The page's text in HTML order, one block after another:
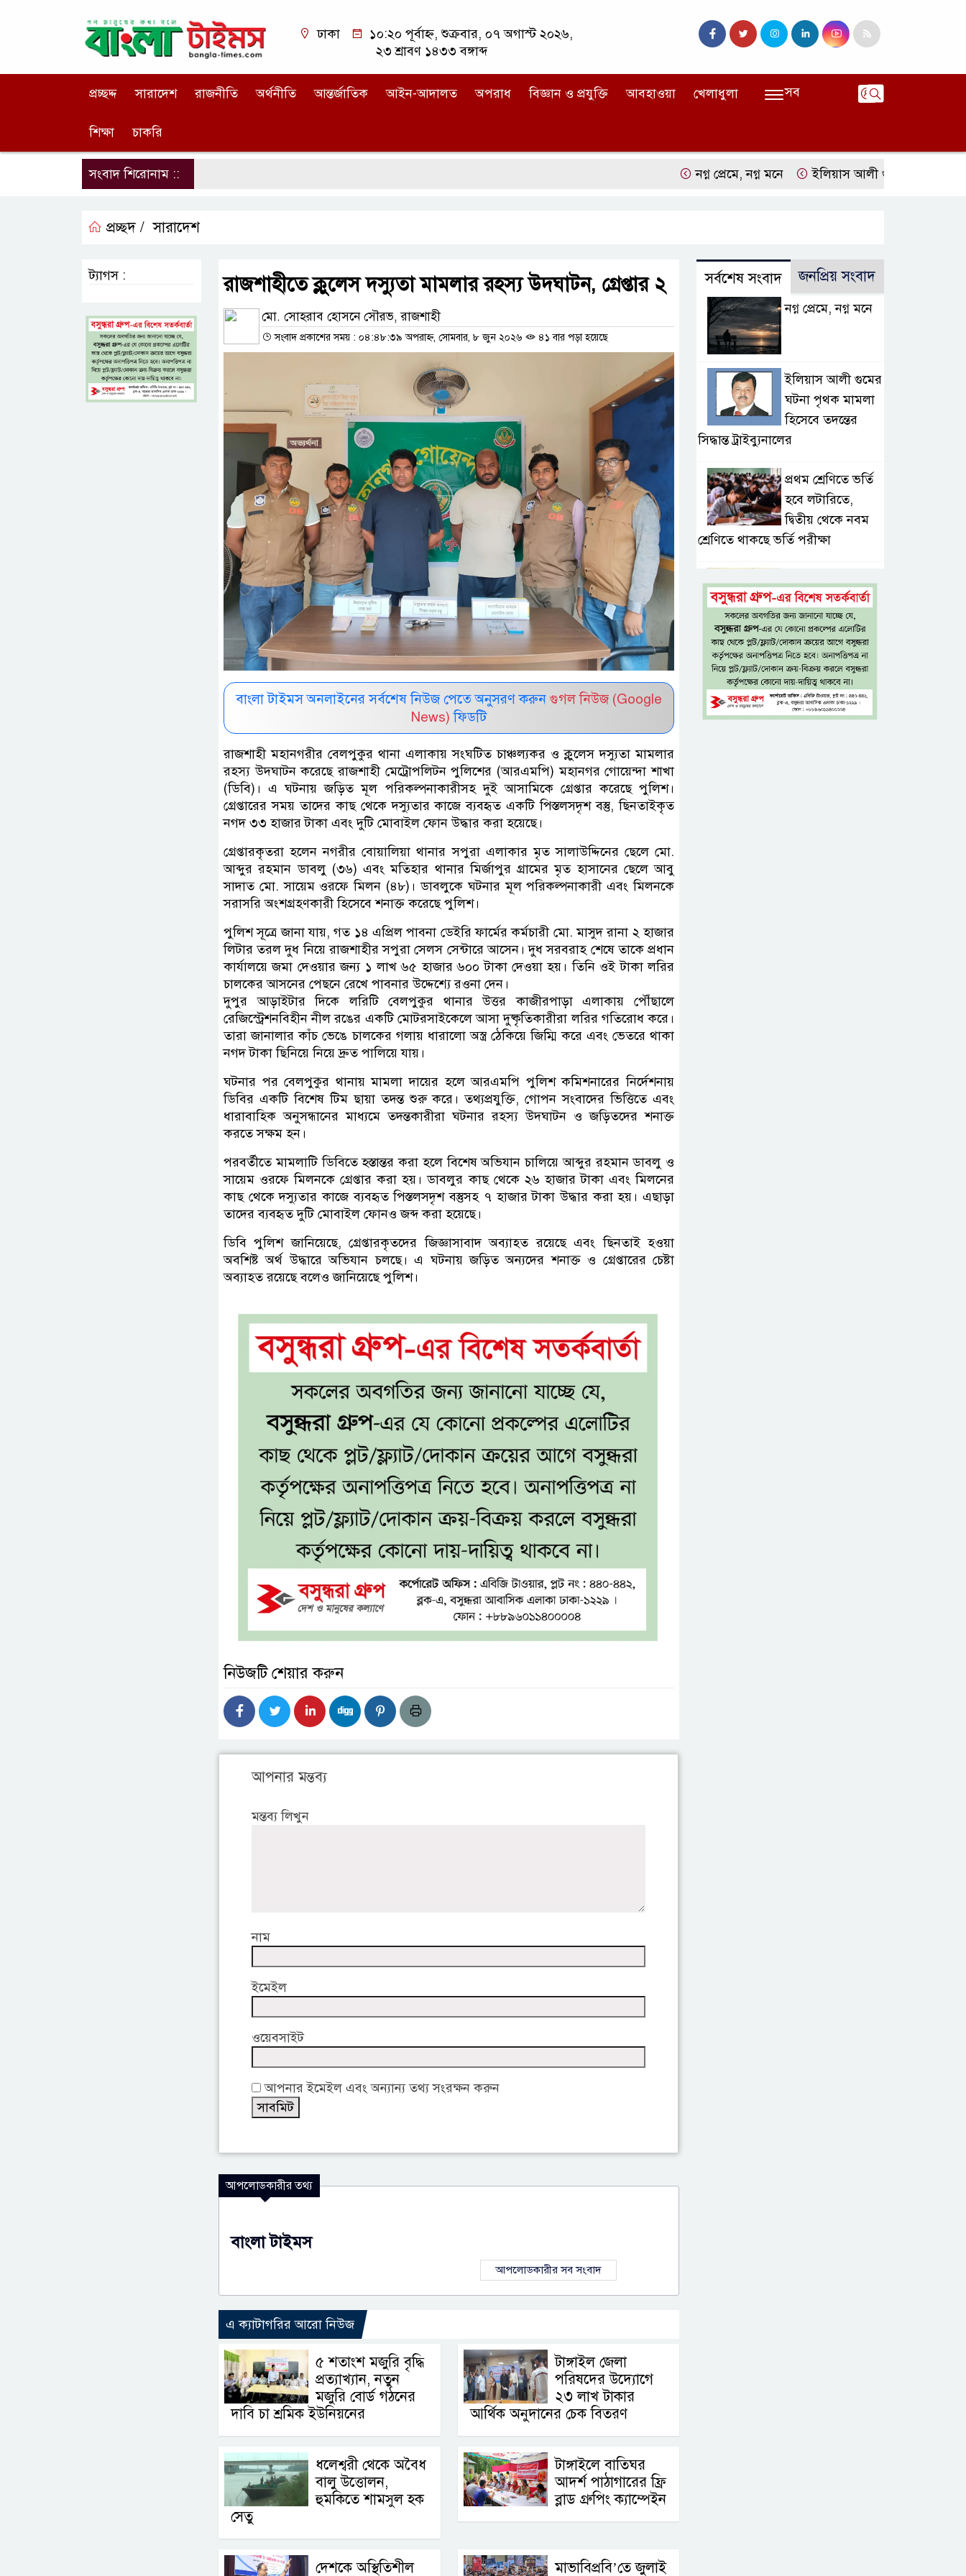
ঢাকা
১০:২০ পূর্বাহ্ন, শুক্রবার, ০৭ অগাস্ট ২০২৬,
২৩ শ্রাবণ ১৪৩৩ বঙ্গাব্দ
প্রচ্ছদ্দ সারাদেশ রাজনীতি অর্থনীতি আন্তর্জাতিক আইন-আদালত অপরাধ বিজ্ঞান ও প্রযুক্তি আবহাওয়া খেলাধুলা
শিক্ষা চাকরি
সব
সংবাদ শিরোনাম :: নগ্ন প্রেমে, নগ্ন মনে ইলিয়াস আলী গুমের ঘটনা পৃথক মামলা
প্রচ্ছদ / সারাদেশ
রাজশাহীতে ক্লুলেস দস্যুতা মামলার রহস্য উদ্ঘাটন, গ্রেপ্তার ২
মো. সোহরাব হোসনে সৌরভ, রাজশাহী
সংবাদ প্রকাশের সময় : ০৪:৪৮:৩৯ অপরাহ্ন, সোমবার, ৮ জুন ২০২৬ ৪১ বার পড়া হয়েছে
বাংলা টাইমস অনলাইনের সর্বশেষ নিউজ পেতে অনুসরণ করুন গুগল নিউজ (Google
News) ফিডটি
রাজশাহী মহানগরীর বেলপুকুর থানা এলাকায় সংঘটিত চাঞ্চল্যকর ও ক্লুলেস দস্যুতা মামলার
রহস্য উদ্ঘাটন করেছে রাজশাহী মেট্রোপলিটন পুলিশের (আরএমপি) মহানগর গোয়েন্দা শাখা
(ডিবি)। এ ঘটনায় জড়িত মূল পরিকল্পনাকারীসহ দুই আসামিকে গ্রেপ্তার করেছে পুলিশ।
গ্রেপ্তারের সময় তাদের কাছ থেকে দস্যুতার কাজে ব্যবহৃত একটি পিস্তলসদৃশ বস্তু, ছিনতাইকৃত
নগদ ৩৩ হাজার টাকা এবং দুটি মোবাইল ফোন উদ্ধার করা হয়েছে।
গ্রেপ্তারকৃতরা হলেন নগরীর বোয়ালিয়া থানার সপুরা এলাকার মৃত সালাউদ্দিনের ছেলে মো.
আব্দুর রহমান ডাবলু (৩৬) এবং মতিহার থানার মির্জাপুর গ্রামের মৃত হাসানের ছেলে আবু
সাদাত মো. সায়েম ওরফে মিলন (৪৮)। ডাবলুকে ঘটনার মূল পরিকল্পনাকারী এবং মিলনকে
সরাসরি অংশগ্রহণকারী হিসেবে শনাক্ত করেছে পুলিশ।
পুলিশ সূত্রে জানা যায়, গত ১৪ এপ্রিল পাবনা ডেইরি ফার্মের কর্মচারী মো. মাসুদ রানা ২ হাজার
লিটার তরল দুধ নিয়ে রাজশাহীর সপুরা সেলস সেন্টারে আসেন। দুধ সরবরাহ শেষে তাকে প্রধান
কার্যালয়ে জমা দেওয়ার জন্য ১ লাখ ৬৫ হাজার ৬০০ টাকা দেওয়া হয়। তিনি ওই টাকা লরির
চালকের আসনের পেছনে রেখে পাবনার উদ্দেশ্যে রওনা দেন।
দুপুর আড়াইটার দিকে লরিটি বেলপুকুর থানার উত্তর কাজীরপাড়া এলাকায় পৌঁছালে
রেজিস্ট্রেশনবিহীন নীল রঙের একটি মোটরসাইকেলে আসা দুষ্কৃতিকারীরা লরির গতিরোধ করে।
তারা জানালার কাঁচ ভেঙে চালকের গলায় ধারালো অস্ত্র ঠেকিয়ে জিম্মি করে এবং ভেতরে থাকা
নগদ টাকা ছিনিয়ে নিয়ে দ্রুত পালিয়ে যায়।
ঘটনার পর বেলপুকুর থানায় মামলা দায়ের হলে আরএমপি পুলিশ কমিশনারের নির্দেশনায়
ডিবির একটি বিশেষ টিম ছায়া তদন্ত শুরু করে। তথ্যপ্রযুক্তি, গোপন সংবাদের ভিত্তিতে এবং
ধারাবাহিক অনুসন্ধানের মাধ্যমে তদন্তকারীরা ঘটনার রহস্য উদ্ঘাটন ও জড়িতদের শনাক্ত
করতে সক্ষম হন।
পরবর্তীতে মামলাটি ডিবিতে হস্তান্তর করা হলে বিশেষ অভিযান চালিয়ে আব্দুর রহমান ডাবলু ও
সায়েম ওরফে মিলনকে গ্রেপ্তার করা হয়। ডাবলুর কাছ থেকে ২৬ হাজার টাকা এবং মিলনের
কাছ থেকে দস্যুতার কাজে ব্যবহৃত পিস্তলসদৃশ বস্তুসহ ৭ হাজার টাকা উদ্ধার করা হয়। এছাড়া
তাদের ব্যবহৃত দুটি মোবাইল ফোনও জব্দ করা হয়েছে।
ডিবি পুলিশ জানিয়েছে, গ্রেপ্তারকৃতদের জিজ্ঞাসাবাদ অব্যাহত রয়েছে এবং ছিনতাই হওয়া
অবশিষ্ট অর্থ উদ্ধারে অভিযান চলছে। এ ঘটনায় জড়িত অন্যদের শনাক্ত ও গ্রেপ্তারের চেষ্টা
অব্যাহত রয়েছে বলেও জানিয়েছে পুলিশ।
নিউজটি শেয়ার করুন
আপনার মন্তব্য
মন্তব্য লিখুন
নাম
ইমেইল
ওয়েবসাইট
আপনার ইমেইল এবং অন্যান্য তথ্য সংরক্ষন করুন
আপলোডকারীর তথ্য
বাংলা টাইমস
আপলোডকারীর সব সংবাদ
এ ক্যাটাগরির আরো নিউজ
৫ শতাংশ মজুরি বৃদ্ধি
প্রত্যাখ্যান, নতুন
মজুরি বোর্ড গঠনের
দাবি চা শ্রমিক ইউনিয়নের
টাঙ্গাইল জেলা
পরিষদের উদ্যোগে
২৩ লাখ টাকার
আর্থিক অনুদানের চেক বিতরণ
ধলেশ্বরী থেকে অবৈধ
বালু উত্তোলন,
হুমকিতে শামসুল হক
সেতু
টাঙ্গাইলে বাতিঘর
আদর্শ পাঠাগারের ফ্রি
ব্লাড গ্রুপিং ক্যাম্পেইন
দেশকে অস্থিতিশীল মাভাবিপ্রবি’তে জুলাই
ট্যাগস : সর্বশেষ সংবাদ জনপ্রিয় সংবাদ
নগ্ন প্রেমে, নগ্ন মনে
ইলিয়াস আলী গুমের
ঘটনা পৃথক মামলা
হিসেবে তদন্তের
সিদ্ধান্ত ট্রাইব্যুনালের
প্রথম শ্রেণিতে ভর্তি
হবে লটারিতে,
দ্বিতীয় থেকে নবম
শ্রেণিতে থাকছে ভর্তি পরীক্ষা
বৃদ্ধি প্রত্যাখ্যান,
নতুন মজুরি বোর্ড
গঠনের দাবি চা শ্রমিক ইউনিয়নের
টাঙ্গাইল জেলা
পরিষদের উদ্যোগে
২৩ লাখ টাকার